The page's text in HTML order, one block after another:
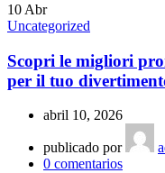
10 Abr
Uncategorized
Scopri le migliori
per il tuo
abril 10, 2026
publicado por
0 comentarios